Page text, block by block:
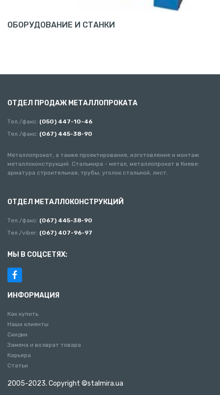
ОБОРУДОВАНИЕ И СТАНКИ
ОТДЕЛ ПРОДАЖ МЕТАЛЛОПРОКАТА
Тел./факс: (050) 447-10-46
Тел./факс: (067) 445-38-90
Металлопрокат, а также проектирование, изготовление и монтаж
металлоконструкций. Стальмира - метал, металлопрокат в Киеве:
арматура строительная, трубы, уголок стальной, лист.
ОТДЕЛ МЕТАЛЛОКОНСТРУКЦИЙ
Тел./факс: (067) 445-38-90
Тел./viber: (067) 407-96-97
МЫ В СОЦСЕТЯХ:
ИНФОРМАЦИЯ
Как купить
Наши клиенты
Скидки
Замена и возврат товара
Карьера
Статьи
2005-2023. Copyright ©stalmira.ua